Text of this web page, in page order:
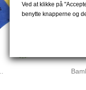
Ved at klikke på
benytte knapperne og